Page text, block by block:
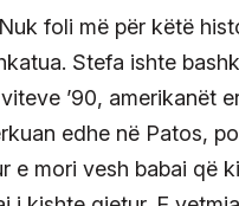
foli më për këtë
Stefa ishte
’90, amerikanët
edhe në Patos,
e mori vesh babai që